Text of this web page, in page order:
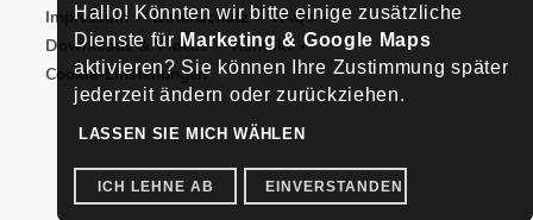
Impressum Datenschutz
FAQs
Downloads & Videos
Kontakt
Cookie-Einstellungen
Hallo! Könnten wir bitte einige zusätzliche
Dienste für Marketing & Google Maps
aktivieren? Sie können Ihre Zustimmung später
jederzeit ändern oder zurückziehen.
LASSEN SIE MICH WÄHLEN
ICH LEHNE AB EINVERSTANDEN